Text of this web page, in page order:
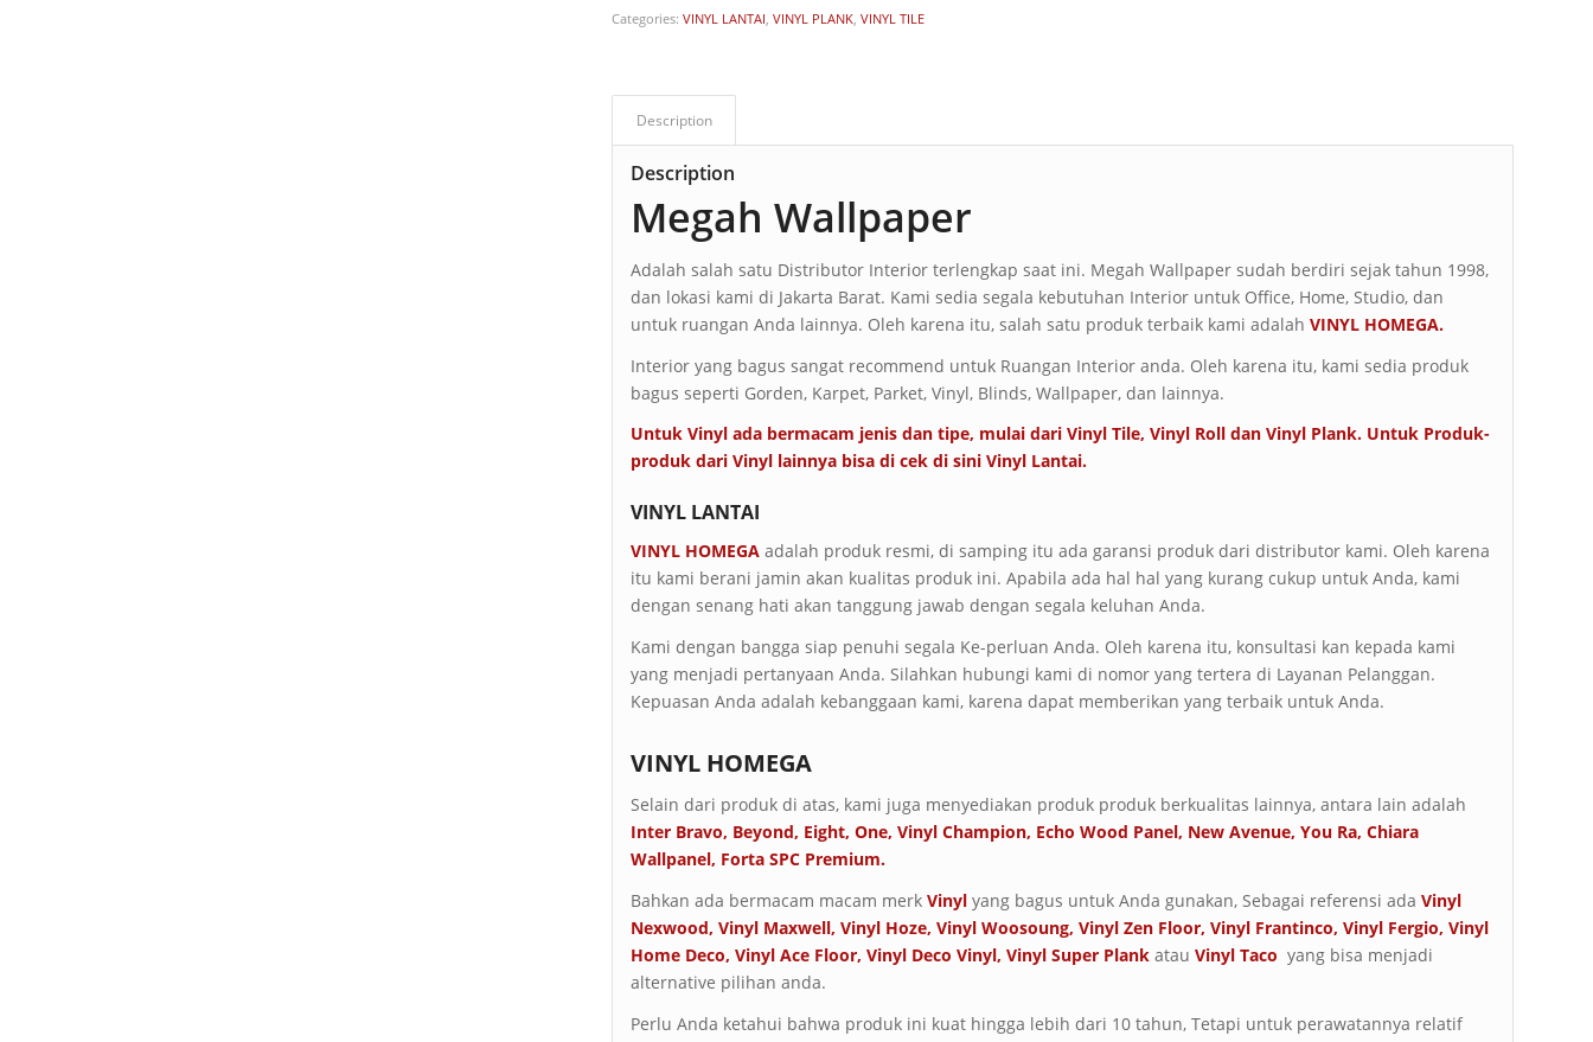
Categories:VINYL LANTAI ,VINYL PLANK ,VINYL TILE
Description
Description
Megah Wallpaper
Adalah salah satu Distributor Interior terlengkap saat ini. Megah Wallpaper sudah berdiri sejak tahun 1998,
dan lokasi kami di Jakarta Barat. Kami sedia segala kebutuhan Interior untuk Office, Home, Studio, dan
untuk ruangan Anda lainnya. Oleh karena itu, salah satu produk terbaik kami adalahVINYL HOMEGA.
Interior yang bagus sangat recommend untuk Ruangan Interior anda. Oleh karena itu, kami sedia produk
bagus seperti Gorden, Karpet, Parket, Vinyl, Blinds, Wallpaper, dan lainnya.
Untuk Vinyl ada bermacam jenis dan tipe, mulai dari Vinyl Tile, Vinyl Roll dan Vinyl Plank. Untuk Produk-
produk dari Vinyl lainnya bisa di cek di siniVinyl Lantai.
VINYL LANTAI
VINYL HOMEGA adalah produk resmi, di samping itu ada garansi produk dari distributor kami. Oleh karena
itu kami berani jamin akan kualitas produk ini. Apabila ada hal hal yang kurang cukup untuk Anda, kami
dengan senang hati akan tanggung jawab dengan segala keluhan Anda.
Kami dengan bangga siap penuhi segala Ke-perluan Anda. Oleh karena itu, konsultasi kan kepada kami
yang menjadi pertanyaan Anda. Silahkan hubungi kami di nomor yang tertera di Layanan Pelanggan.
Kepuasan Anda adalah kebanggaan kami, karena dapat memberikan yang terbaik untuk Anda.
VINYL HOMEGA
Selain dari produk di atas, kami juga menyediakan produk produk berkualitas lainnya, antara lain adalah
Inter Bravo, Beyond, Eight,One,Vinyl Champion, Echo Wood Panel, New Avenue,You Ra,Chiara
Wallpanel, Forta SPC Premium.
Bahkan ada bermacam macam merkVinyl yang bagus untuk Anda gunakan, Sebagai referensi adaVinyl
Nexwood,Vinyl Maxwell,Vinyl Hoze,Vinyl Woosoung,Vinyl Zen Floor,Vinyl Frantinco,Vinyl Fergio,Vinyl
Home Deco,Vinyl Ace Floor,Vinyl Deco Vinyl,Vinyl Super Plank atauVinyl Taco yang bisa menjadi
alternative pilihan anda.
Perlu Anda ketahui bahwa produk ini kuat hingga lebih dari 10 tahun, Tetapi untuk perawatannya relatif